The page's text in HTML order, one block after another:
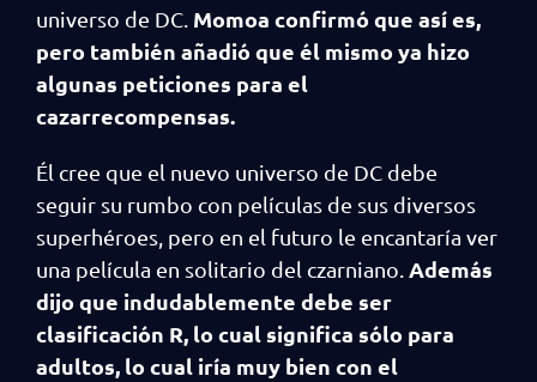
universo de DC. Momoa confirmó que así es,
pero también añadió que él mismo ya hizo
algunas peticiones para el
cazarrecompensas.
Él cree que el nuevo universo de DC debe
seguir su rumbo con películas de sus diversos
superhéroes, pero en el futuro le encantaría ver
una película en solitario del czarniano. Además
dijo que indudablemente debe ser
clasificación R, lo cual significa sólo para
adultos, lo cual iría muy bien con el